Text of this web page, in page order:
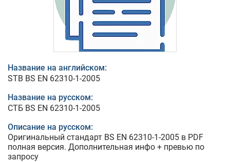
Название на английском:
STB BS EN 62310-1-2005
Название на русском:
СТБ BS EN 62310-1-2005
Описание на русском:
Оригинальный стандарт BS EN 62310-1-2005 в PDF
полная версия. Дополнительная инфо + превью по
запросу